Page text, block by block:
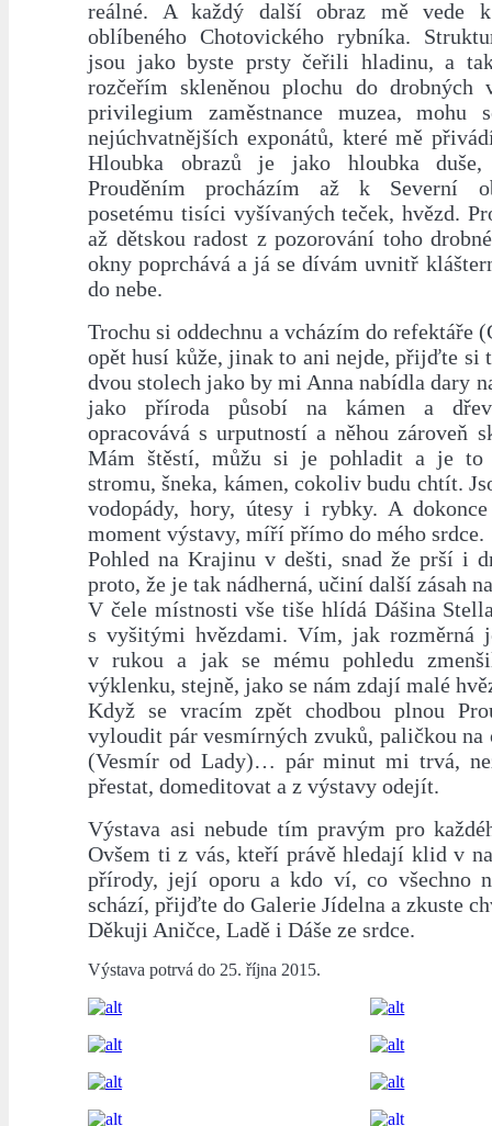
reálné. A každý další obraz mě vede
oblíbeného Chotovického rybníka.
jsou jako byste prsty čeřili hladinu, a
rozčeřím skleněnou plochu do drobných
privilegium zaměstnance muzea, mohu
nejúchvatnějších exponátů, které mě
Hloubka obrazů je jako hloubka
Prouděním procházím až k Severní
posetému tisíci vyšívaných teček, hvězd.
až dětskou radost z pozorování toho
okny poprchává a já se dívám uvnitř
do nebe.
Trochu si oddechnu a vcházím do refektáře
opět husí kůže, jinak to ani nejde, přijďte si
dvou stolech jako by mi Anna nabídla dary
jako příroda působí na kámen a
opracovává s urputností a něhou zároveň
Mám štěstí, můžu si je pohladit a je
stromu, šneka, kámen, cokoliv budu chtít.
vodopády, hory, útesy i rybky. A
moment výstavy, míří přímo do mého srdce.
Pohled na Krajinu v dešti, snad že prší i
proto, že je tak nádherná, učiní další zásah
V čele místnosti vše tiše hlídá Dášina
s vyšitými hvězdami. Vím, jak rozměrná
v rukou a jak se mému pohledu
výklenku, stejně, jako se nám zdají malé
Když se vracím zpět chodbou plnou
vyloudit pár vesmírných zvuků, paličkou na
(Vesmír od Lady)… pár minut mi trvá,
přestat, domeditovat a z výstavy odejít.
Výstava asi nebude tím pravým pro
Ovšem ti z vás, kteří právě hledají klid v
přírody, její oporu a kdo ví, co všechno
schází, přijďte do Galerie Jídelna a zkuste
Děkuji Aničce, Ladě i Dáše ze srdce.
Výstava potrvá do 25. října 2015.